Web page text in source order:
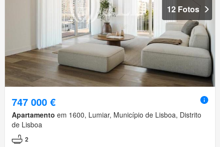
12 Fotos
747 000 €
Apartamento em 1600, Lumiar, Município de Lisboa, Distrito
de Lisboa
2